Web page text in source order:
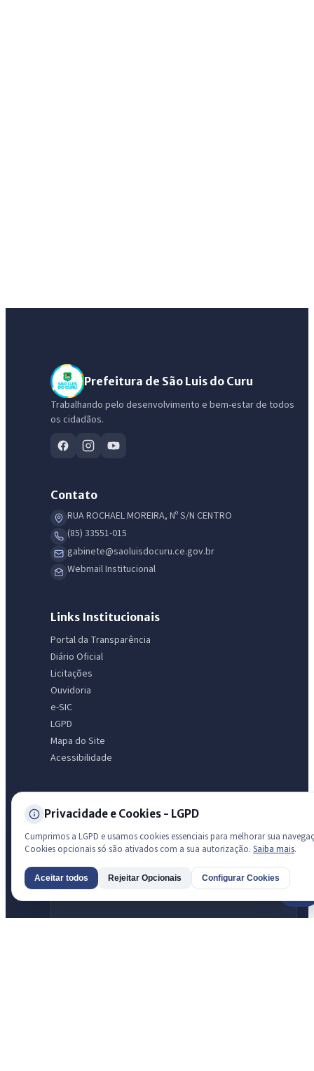
Prefeitura de São Luis do Curu
Trabalhando pelo desenvolvimento e bem-estar de todos
os cidadãos.
Contato
RUA ROCHAEL MOREIRA, Nº S/N CENTRO
(85) 33551-015
gabinete@saoluisdocuru.ce.gov.br
Webmail Institucional
Links Institucionais
Portal da Transparência
Diário Oficial
Licitações
Ouvidoria
e-SIC
LGPD
Mapa do Site
Acessibilidade
Radar da Transparência Pública
Sistema oficial ATRICON/PNTP
Diagnóstico Atricon
Índice de transparência
Privacidade e Cookies - LGPD
Cumprimos a LGPD e usamos cookies essenciais para melhorar sua
Cookies opcionais só são ativados com a sua autorização. Saiba mais.
Aceitar todos Rejeitar Opcionais Configurar Cookies
IntGest AI
Assistente do Portal
Olá. Pergunte sobre serviços, notícias, legislação, Diário Oficial,
Licitações abertas Carta de serviços